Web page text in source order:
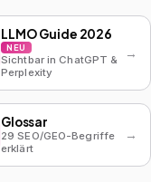
LLMO Guide 2026
NEU
Sichtbar in ChatGPT &
Perplexity
→
Glossar
29 SEO/GEO-Begriffe
erklärt
→